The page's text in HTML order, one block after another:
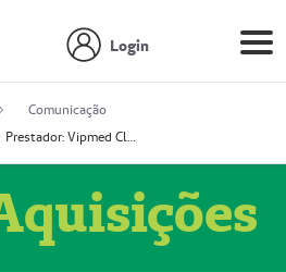
Login
Comunicação
Prestador: Vipmed Clínica Geral Ltda, 51004349-0 (Nome Fantasia: Policlínica Master)